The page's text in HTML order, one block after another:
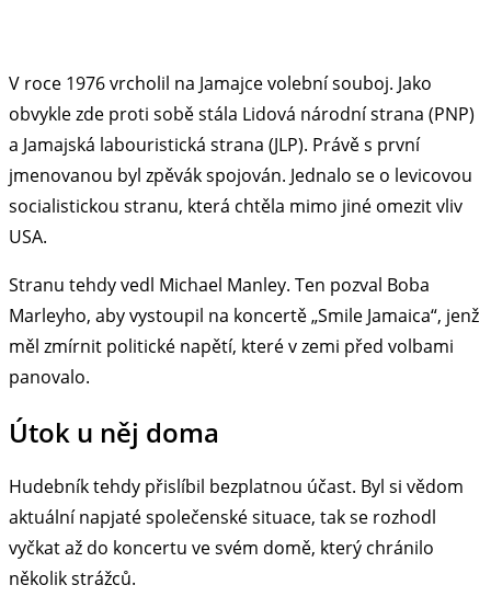
V roce 1976 vrcholil na Jamajce volební souboj. Jako
obvykle zde proti sobě stála Lidová národní strana (PNP)
a Jamajská labouristická strana (JLP). Právě s první
jmenovanou byl zpěvák spojován. Jednalo se o levicovou
socialistickou stranu, která chtěla mimo jiné omezit vliv
USA.
Stranu tehdy vedl Michael Manley. Ten pozval Boba
Marleyho, aby vystoupil na koncertě „Smile Jamaica“, jenž
měl zmírnit politické napětí, které v zemi před volbami
panovalo.
Útok u něj doma
Hudebník tehdy přislíbil bezplatnou účast. Byl si vědom
aktuální napjaté společenské situace, tak se rozhodl
vyčkat až do koncertu ve svém domě, který chránilo
několik strážců.